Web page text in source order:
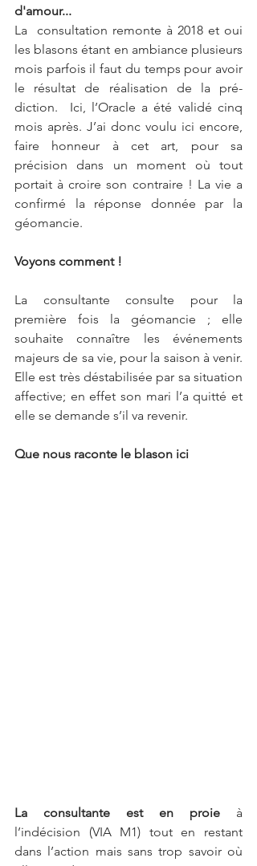
d'amour...
La  consultation remonte à 2018 et oui
les blasons étant en ambiance plusieurs
mois parfois il faut du temps pour avoir
le résultat de réalisation de la pré-
diction.  Ici, l’Oracle a été validé cinq
mois après. J’ai donc voulu ici encore,
faire honneur à cet art, pour sa
précision dans un moment où tout
portait à croire son contraire ! La vie a
confirmé la réponse donnée par la
géomancie.
Voyons comment !
La consultante consulte pour la
première fois la géomancie ; elle
souhaite connaître les événements
majeurs de sa vie, pour la saison à venir.
Elle est très déstabilisée par sa situation
affective; en effet son mari l’a quitté et
elle se demande s’il va revenir.
Que nous raconte le blason ici
La consultante est en proie à
l’indécision (VIA M1) tout en restant
dans l’action mais sans trop savoir où